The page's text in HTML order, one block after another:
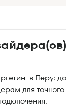
в Перу:
для точного